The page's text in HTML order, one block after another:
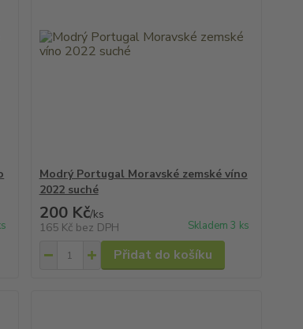
Modrý Portugal Moravské zemské víno
2022 suché
200 Kč/ks
165 Kč bez DPH Skladem 3 ks
Přidat do košíku